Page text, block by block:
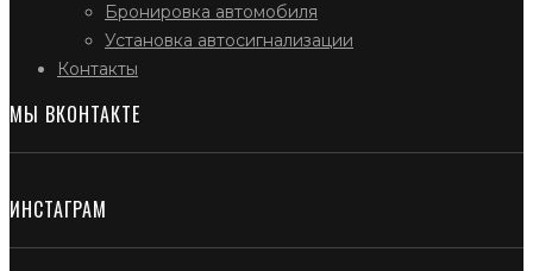
Бронировка автомобиля
Установка автосигнализации
Контакты
МЫ ВКОНТАКТЕ
ИНСТАГРАМ